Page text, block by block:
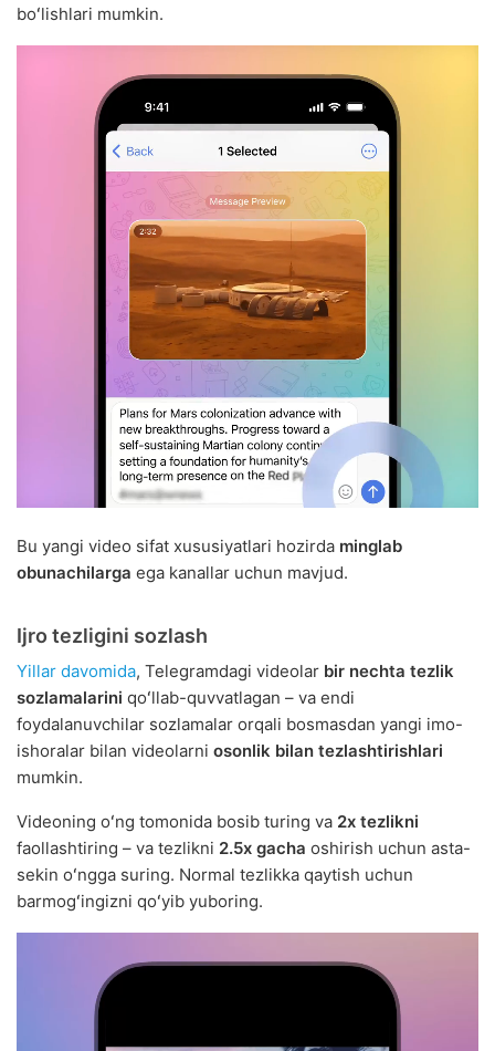
boʻlishlari mumkin.
Bu yangi video sifat xususiyatlari hozirda minglab
obunachilarga ega kanallar uchun mavjud.
Ijro tezligini sozlash
Yillar davomida, Telegramdagi videolar bir nechta tezlik
sozlamalarini qoʻllab-quvvatlagan – va endi
foydalanuvchilar sozlamalar orqali bosmasdan yangi imo-
ishoralar bilan videolarni osonlik bilan tezlashtirishlari
mumkin.
Videoning oʻng tomonida bosib turing va 2x tezlikni
faollashtiring – va tezlikni 2.5x gacha oshirish uchun asta-
sekin oʻngga suring. Normal tezlikka qaytish uchun
barmogʻingizni qoʻyib yuboring.